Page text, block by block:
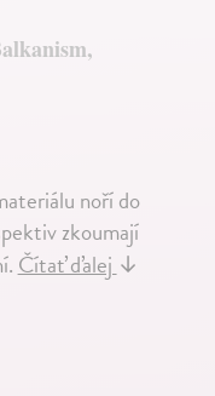
noří do
zkoumají
Čítať ďalej↓